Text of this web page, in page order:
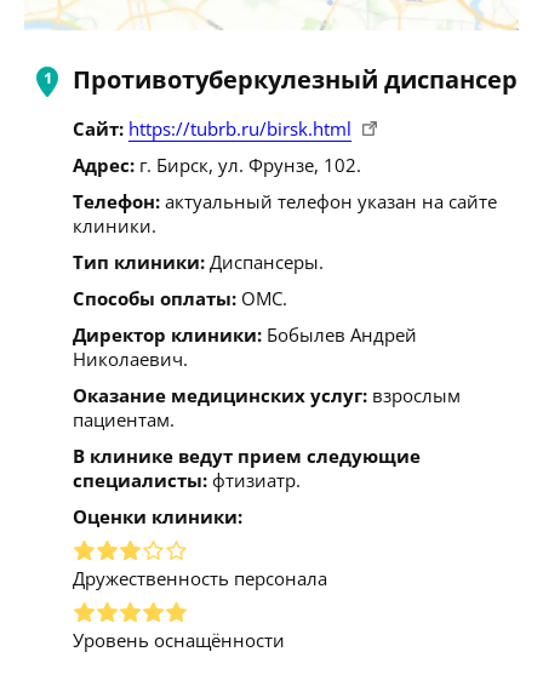
Противотуберкулезный диспансер
Сайт: https://tubrb.ru/birsk.html
Адрес: г. Бирск, ул. Фрунзе, 102.
Телефон: актуальный телефон указан на сайте
клиники.
Тип клиники: Диспансеры.
Способы оплаты: ОМС.
Директор клиники: Бобылев Андрей
Николаевич.
Оказание медицинских услуг: взрослым
пациентам.
В клинике ведут прием следующие
специалисты: фтизиатр.
Оценки клиники:
Дружественность персонала
Уровень оснащённости